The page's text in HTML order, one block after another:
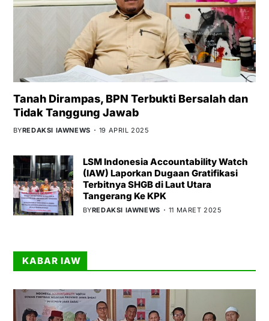
Tanah Dirampas, BPN Terbukti Bersalah dan
Tidak Tanggung Jawab
BYREDAKSI IAWNEWS 19 APRIL 2025
LSM Indonesia Accountability Watch
(IAW) Laporkan Dugaan Gratifikasi
Terbitnya SHGB di Laut Utara
Tangerang Ke KPK
BYREDAKSI IAWNEWS 11 MARET 2025
KABAR IAW